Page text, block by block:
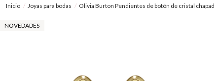
Inicio Joyas para bodas Olivia Burton Pendientes de botón de cristal
NOVEDADES